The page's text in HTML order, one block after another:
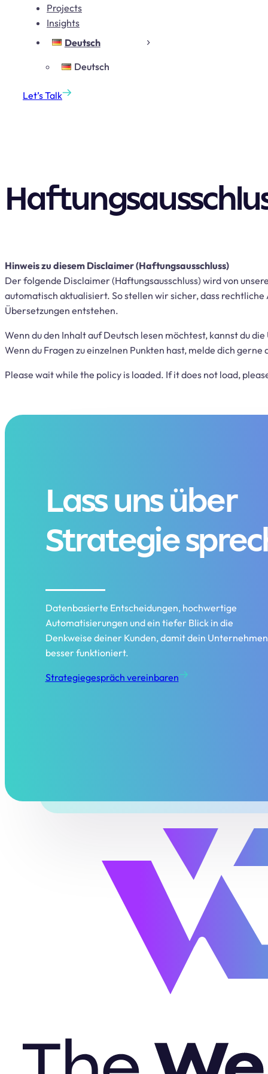
Projects
Insights
Deutsch
Deutsch
Let’s Talk
Hinweis zu diesem Disclaimer (Haftungsausschluss)
Der folgende Disclaimer (Haftungsausschluss) wird von
automatisch aktualisiert. So stellen wir sicher, dass
Übersetzungen entstehen.
Wenn du den Inhalt auf Deutsch lesen möchtest, kannst du
Wenn du Fragen zu einzelnen Punkten hast, melde dich
Please wait while the policy is loaded. If it does not load,
Lass uns über
Strategie
Datenbasierte Entscheidungen, hochwertige
Automatisierungen und ein tiefer Blick in die
Denkweise deiner Kunden, damit dein Unternehmen
besser funktioniert.
Strategiegespräch vereinbaren